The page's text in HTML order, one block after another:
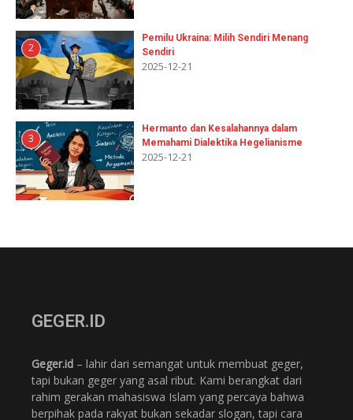
2
Pemilu Ukraina: Milih Sendiri Menang
Sendiri
2025-12-21
3
Hermanto dan Kesalahannya dalam
Memahami Dialektika Hegelianisme
2025-12-21
GEGER.ID
Geger.id – lahir dari semangat untuk membuat geger,
tapi bukan geger yang asal ribut. Kami berangkat dari
rahim gerakan mahasiswa Islam yang percaya bahwa
berpihak pada rakyat bukan sekadar slogan, tapi cara